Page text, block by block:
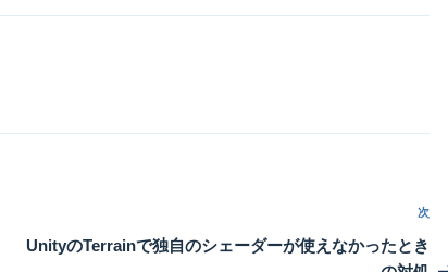
次
投
次
UnityのTerrainで独自のシェーダーが使えなかったとき